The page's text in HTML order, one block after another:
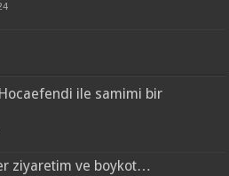
ile samimi bir
ziyaretim ve boykot…